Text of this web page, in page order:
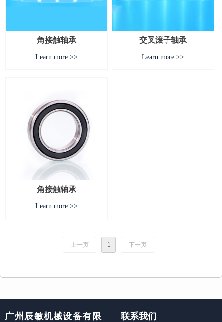
角接触轴承
Learn more >>
交叉滚子轴承
Learn more >>
角接触轴承
Learn more >>
上一页 1 下一页
联系我们
广州辰敏机械设备有限